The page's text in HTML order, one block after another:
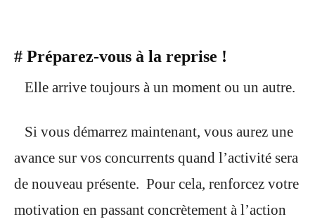
# Préparez-vous à la reprise !
Elle arrive toujours à un moment ou un autre.
Si vous démarrez maintenant, vous aurez une
avance sur vos concurrents quand l’activité sera
de nouveau présente. Pour cela, renforcez votre
motivation en passant concrètement à l’action